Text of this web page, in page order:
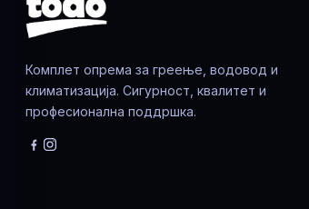
Комплет опрема за греење, водовод и
климатизација. Сигурност, квалитет и
професионална поддршка.